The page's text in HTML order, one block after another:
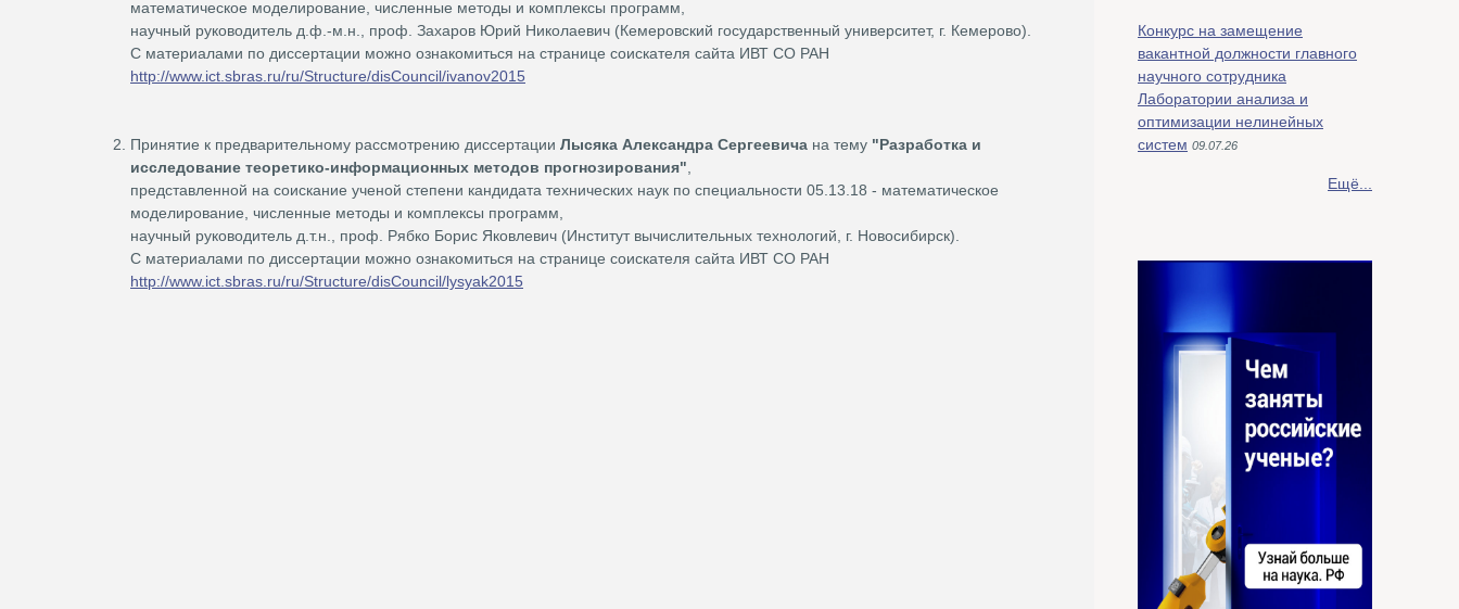
математическое моделирование, численные методы и комплексы программ,
научный руководитель д.ф.-м.н., проф. Захаров Юрий Николаевич (Кемеровский государственный университет, г. Кемерово).
С материалами по диссертации можно ознакомиться на странице соискателя сайта ИВТ СО РАН
http://www.ict.sbras.ru/ru/Structure/disCouncil/ivanov2015
Принятие к предварительному рассмотрению диссертации Лысяка Александра Сергеевича на тему "Разработка и
исследование теоретико-информационных методов прогнозирования"
представленной на соискание ученой степени кандидата технических наук по специальности 05.13.18 - математическое
моделирование, численные методы и комплексы программ,
научный руководитель д.т.н., проф. Рябко Борис Яковлевич (Институт вычислительных технологий, г. Новосибирск).
С материалами по диссертации можно ознакомиться на странице соискателя сайта ИВТ СО РАН
http://www.ict.sbras.ru/ru/Structure/disCouncil/lysyak2015
Конкурс на замещение
вакантной должности главного
научного сотрудника
Лаборатории анализа и
оптимизации нелинейных
систем 09.07.26
Ещё...